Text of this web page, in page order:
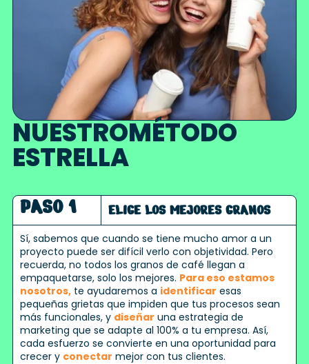
NUESTROMÉTODO
ESTRELLA
PASO 1 ELIGE LOS MEJORES GRANOS
Sí, sabemos que cuando se tiene mucho amor a un
proyecto puede ser difícil verlo con objetividad. Pero
recuerda, no todos los granos de café llegan a
empaquetarse, solo los mejores. Para eso estamos
nosotros,te ayudaremos a identificar esas
pequeñas grietas que impiden que tus procesos sean
más funcionales, y diseñar una estrategia de
marketing que se adapte al 100% a tu empresa. Así,
cada esfuerzo se convierte en una oportunidad para
crecer y conectar mejor con tus clientes.